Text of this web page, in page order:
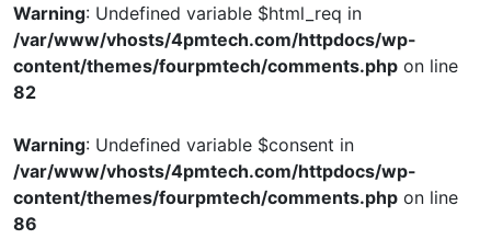
Warning: Undefined variable $html_req in
/var/www/vhosts/4pmtech.com/httpdocs/wp-
content/themes/fourpmtech/comments.php on line
82
Warning: Undefined variable $consent in
/var/www/vhosts/4pmtech.com/httpdocs/wp-
content/themes/fourpmtech/comments.php on line
86